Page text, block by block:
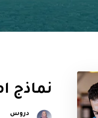
نماذج
دروس